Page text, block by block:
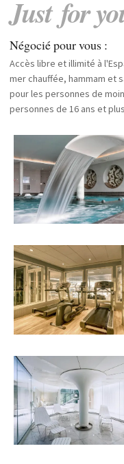
Just for
Négocié pour vous :
Accès libre et illimité à
mer chauffée, hammam et
pour les personnes de
personnes de 16 ans et